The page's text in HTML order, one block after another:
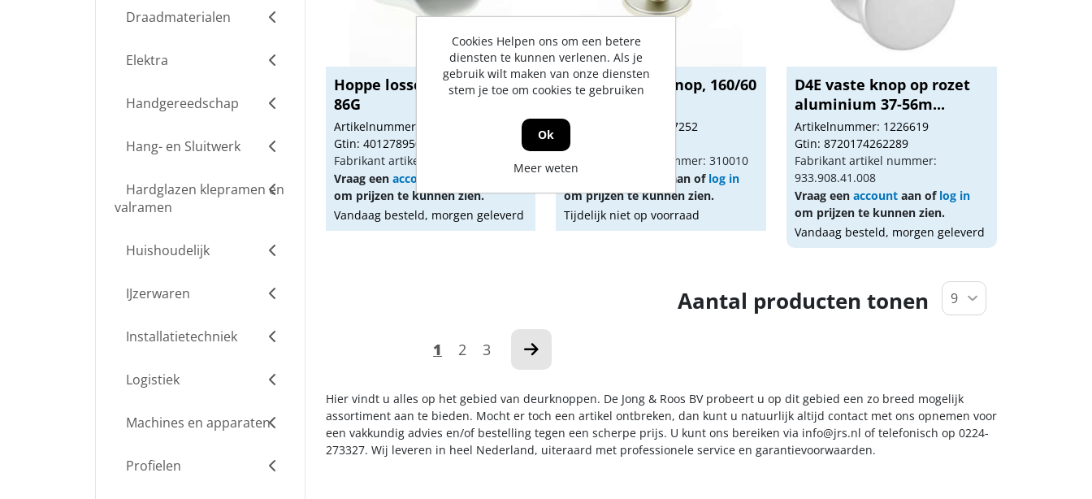
Draadmaterialen
Elektra
Handgereedschap
Hang- en Sluitwerk
Hardglazen klepramen en
valramen
Huishoudelijk
IJzerwaren
Installatietechniek
Logistiek
Machines en apparaten
Profielen
Hoppe losse knop F1 ovaal
86G
Artikelnummer: 1275749
Gtin: 4012789502428
Fabrikant artikel nummer: 809431
Vraag een account
om prijzen te kunnen zien.
Vandaag besteld, morgen geleverd
Ami Voordeurknop, 160/60
Artikelnummer: 1307252
Gtin: 8714409033881
Fabrikant artikel nummer: 310010
aan of log in
om prijzen te kunnen zien.
Tijdelijk niet op voorraad
D4E vaste knop op rozet
aluminium 37-56m...
Artikelnummer: 1226619
Gtin: 8720174262289
Fabrikant artikel nummer:
933.908.41.008
Vraag eenaccount aan of log in
om prijzen te kunnen zien.
Vandaag besteld, morgen geleverd
1 2 3
Aantal producten tonen
Hier vindt u alles op het gebied van deurknoppen. De Jong & Roos BV probeert u op dit gebied een zo breed mogelijk
assortiment aan te bieden. Mocht er toch een artikel ontbreken, dan kunt u natuurlijk altijd contact met ons opnemen voor
een vakkundig advies en/of bestelling tegen een scherpe prijs. U kunt ons bereiken via info@jrs.nl of telefonisch op 0224-
273327. Wij leveren in heel Nederland, uiteraard met professionele service en garantievoorwaarden.
Cookies Helpen ons om een betere
diensten te kunnen verlenen. Als je
gebruik wilt maken van onze diensten
stem je toe om cookies te gebruiken
Ok
Meer weten